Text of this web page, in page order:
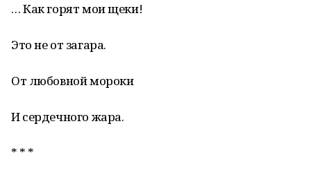
… Как горят мои щеки!
Это не от загара.
От любовной мороки
И сердечного жара.
* * *